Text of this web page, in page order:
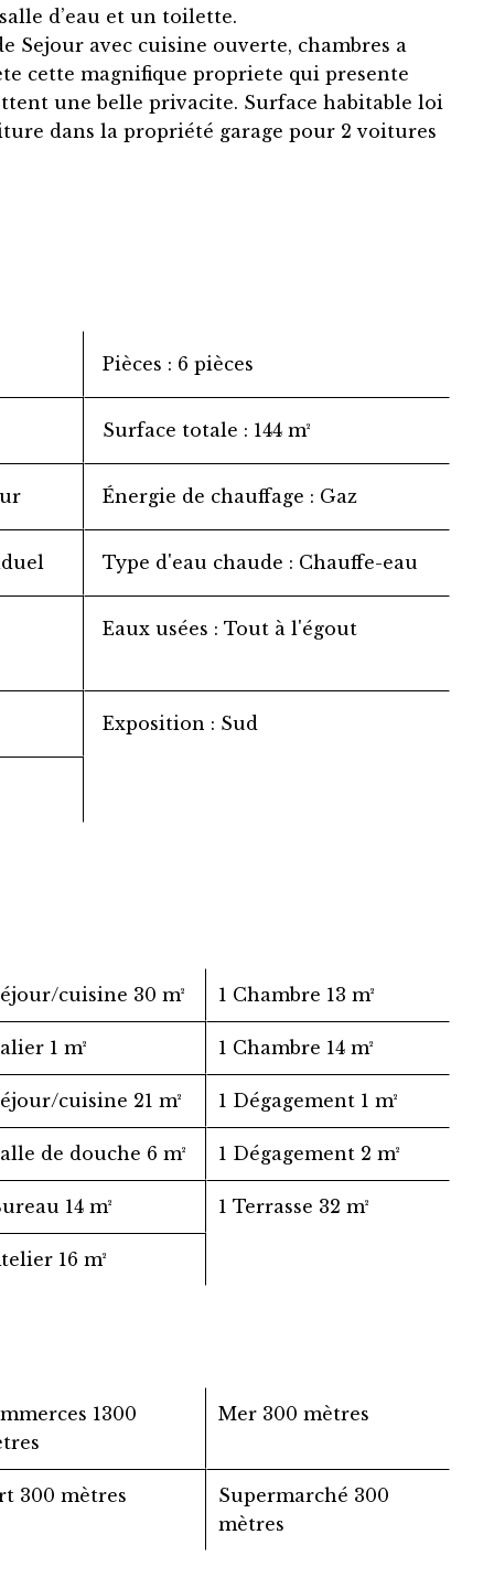
d’eau et un toilette.
Sejour avec cuisine ouverte, chambres a
cette magnifique propriete qui presente
une belle privacite. Surface habitable loi
dans la propriété garage pour 2 voitures
Pièces 6 pièces
Surface totale 144 m²
Énergie de chauffage Gaz
Type d'eau chaude Chauffe-eau
Eaux usées Tout à l'égout
Exposition Sud
cuisine 30 m² 1 Chambre 13 m²
1 m² 1 Chambre 14 m²
cuisine 21 m² 1 Dégagement 1 m²
de douche 6 m² 1 Dégagement 2 m²
14 m² 1 Terrasse 32 m²
16 m²
1300
Mer 300 mètres
300 mètres Supermarché 300
mètres